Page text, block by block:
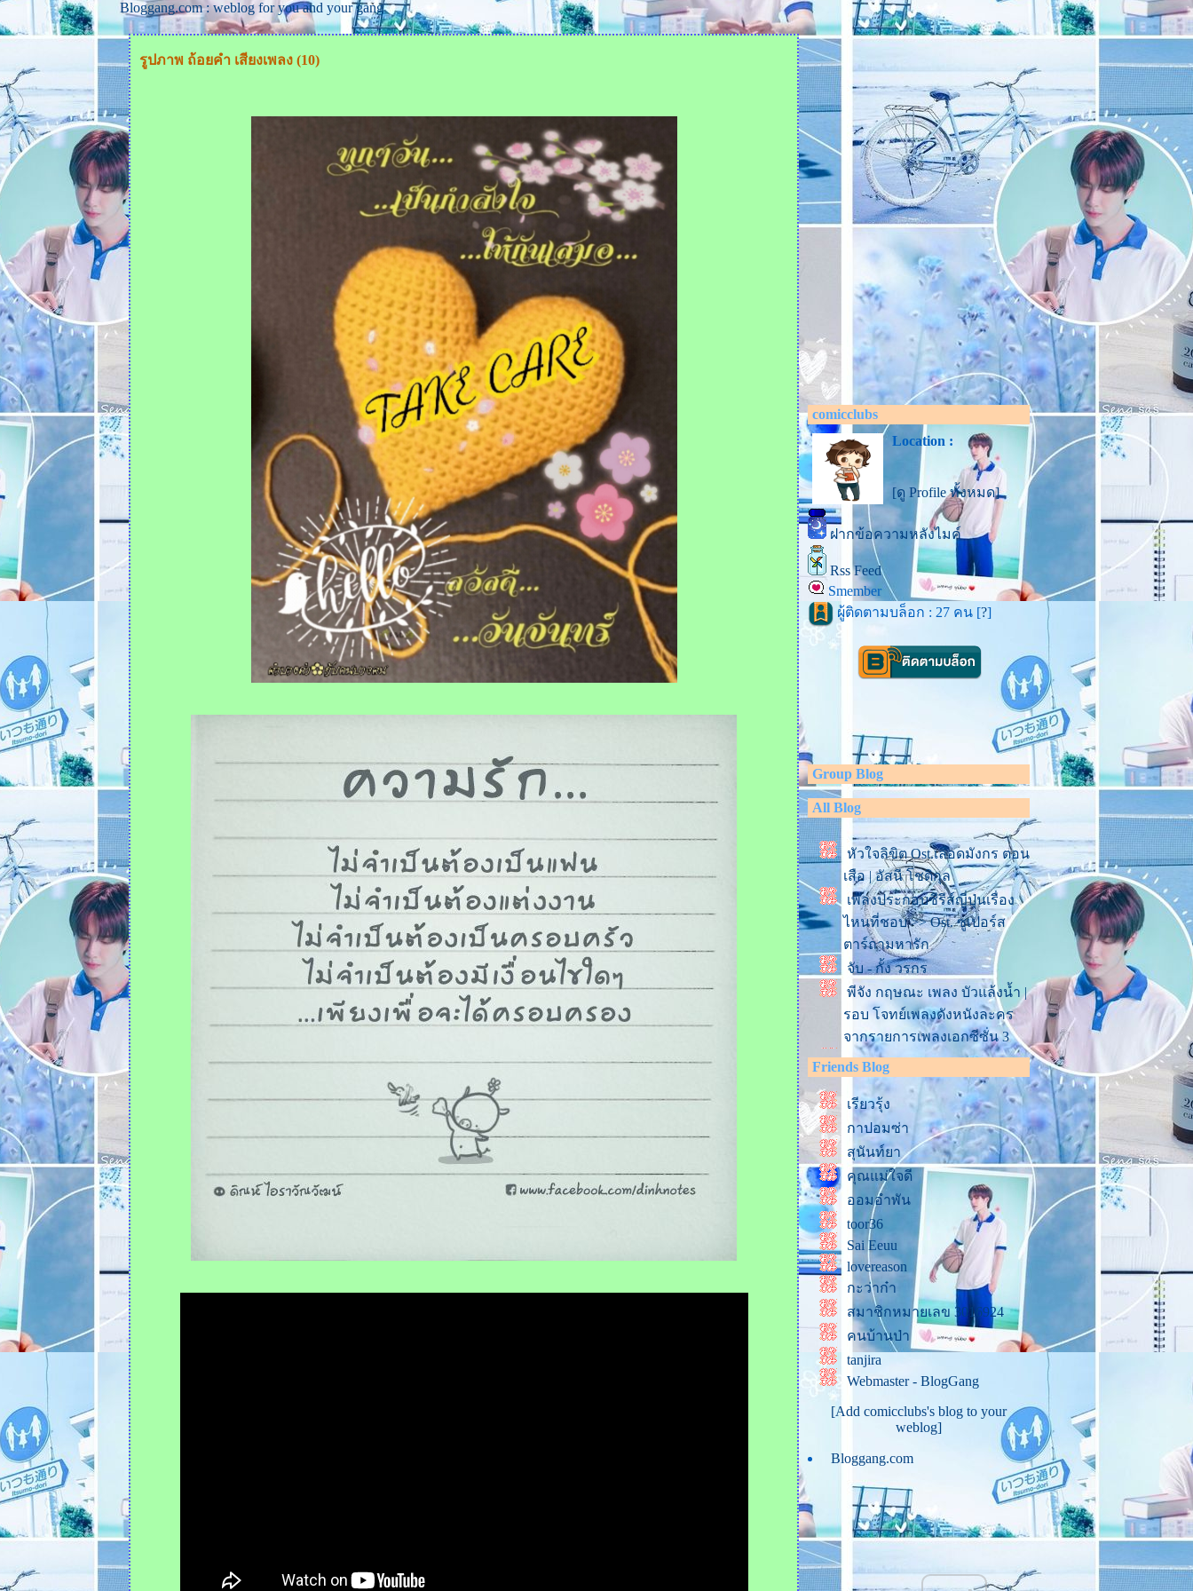
Bloggang.com : weblog for you and your gang
รูปภาพ ถ้อยคำ เสียงเพลง (10)
comicclubs
Location :
[ดู Profile ทั้งหมด]
ฝากข้อความหลังไมค์
Rss Feed
Smember
ผู้ติดตามบล็อก : 27 คน [?]
Group Blog
All Blog
หัวใจลิขิต Ost.เลือดมังกร ตอน
เสือ | อัสนี โชติกุล
เพลงประกอบซีรีส์ญี่ปุ่นเรื่อง
ไหนที่ชอบ >> Ost. ซูเปอร์ส
ตาร์ถามหารัก
จับ - กั้ง วรกร
พีจัง กฤษณะ เพลง บัวแล้งน้ำ |
รอบ โจทย์เพลงดังหนังละคร
จากรายการเพลงเอกซีซั่น 3
รักไม่ยอมเปลี่ยนแปลง - วอร์
วนรัตน์ | The Wall Song ร้อง
ข้ามกำแพง
ชายคนหนึ่ง - ไต้ฝุ่น กนกฉัตร |
The Wall Song ร้องข้ามกำแพง
ด่ลมใต้ปีก - ไรอัล กา
จบัณฑิต [Official Lyrics MV]
รักไม่รู้ดับ - สุรสีห์ อิทธิกุล
(เพลงจากซีรีส์ Analog Squad
ทีมรักนักหลอก)
หัวใจเดียวกัน Ost.หนึ่งด้าวฟ้า
เดียว | แม็ก The Darkest
Romance
คนแพ้ที่ไม่มีน้ำตา #เรื่องเก่า
เล่าใหม่
เวลา - ป๊อบ ปองกูล
ก้อนหินก้อนนั้น - เอิ้นขวัญ
วรัญญา
บ่กล้าบอกครู (แต่หนูกล้าบอก
อ้าย) - โรส ศิรินทิพย์
ไว้ใจฉันได้เสมอ
รักเธอแต่เธอไม่รู้
Friends Blog
เรียวรุ้ง
กาปอมซ่า
สุนันท์ยา
คุณแม่ใจดี
ออมอำพัน
toor36
Sai Eeuu
lovereason
กะว่าก๋า
สมาชิกหมายเลข 3016924
คนบ้านป่า
tanjira
Webmaster - BlogGang
[Add comicclubs's blog to your
weblog]
Bloggang.com